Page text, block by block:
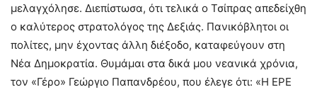
μελαγχόλησε. Διεπίστωσα, ότι τελικά ο Τσίπρας απεδείχθη
ο καλύτερος στρατολόγος της Δεξιάς. Πανικόβλητοι οι
πολίτες, μην έχοντας άλλη διέξοδο, καταφεύγουν στη
Νέα Δημοκρατία. Θυμάμαι στα δικά μου νεανικά χρόνια,
τον «Γέρο» Γεώργιο Παπανδρέου, που έλεγε ότι: «Η ΕΡΕ